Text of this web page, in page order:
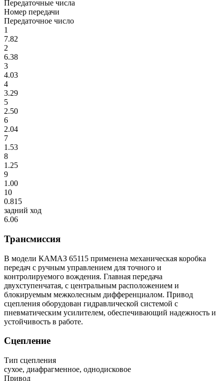
Передаточные числа
Номер передачи
Передаточное число
1
7.82
2
6.38
3
4.03
4
3.29
5
2.50
6
2.04
7
1.53
8
1.25
9
1.00
10
0.815
задний ход
6.06
Трансмиссия
В модели КАМАЗ 65115 применена механическая коробка
передач с ручным управлением для точного и
контролируемого вождения. Главная передача
двухступенчатая, с центральным расположением и
блокируемым межколесным дифференциалом. Привод
сцепления оборудован гидравлической системой с
пневматическим усилителем, обеспечивающий надежность и
устойчивость в работе.
Сцепление
Тип сцепления
сухое, диафрагменное, однодисковое
Привод